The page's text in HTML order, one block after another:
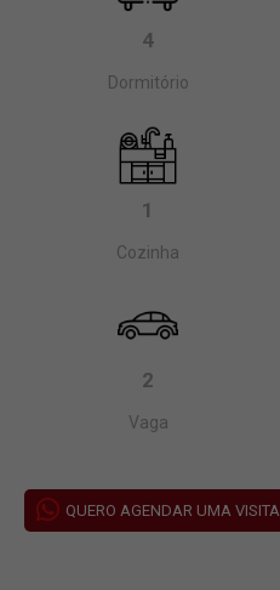
4
Dormitório
1
Cozinha
2
Vaga
QUERO AGENDAR UMA VISITA